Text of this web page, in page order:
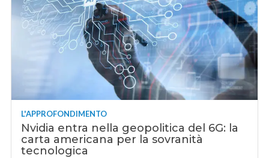
L'APPROFONDIMENTO
Nvidia entra nella geopolitica del 6G: la
carta americana per la sovranità
tecnologica